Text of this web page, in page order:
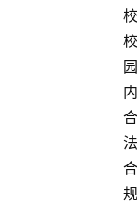
校
校
园
内
合
法
合
规